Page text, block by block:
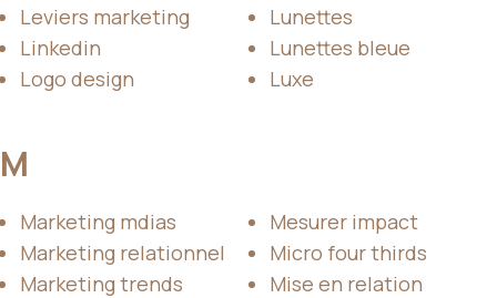
Leviers marketing
Linkedin
Logo design
Lunettes
Lunettes bleue
Luxe
M
Marketing mdias
Marketing relationnel
Marketing trends
Mesurer impact
Micro four thirds
Mise en relation